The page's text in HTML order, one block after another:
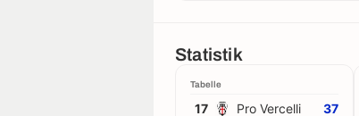
Statistik
Tabelle
17 Pro Vercelli
37